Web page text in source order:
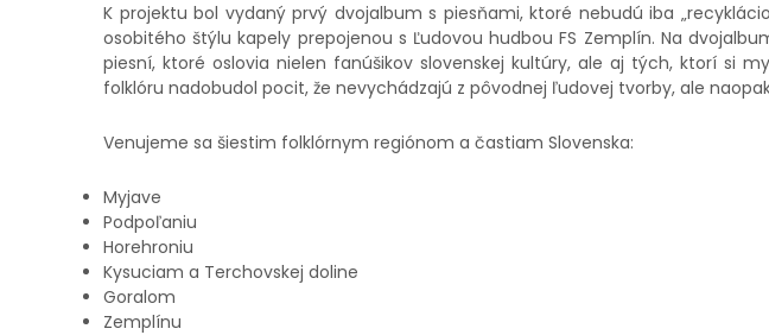
K projektu bol vydaný prvý dvojalbum s piesňami, ktoré nebudú iba
osobitého štýlu kapely prepojenou s Ľudovou hudbou FS Zemplín. Na
piesní, ktoré oslovia nielen fanúšikov slovenskej kultúry, ale aj tých, ktorí si
folklóru nadobudol pocit, že nevychádzajú z pôvodnej ľudovej tvorby, ale
Venujeme sa šiestim folklórnym regiónom a častiam Slovenska:
Myjave
Podpoľaniu
Horehroniu
Kysuciam a Terchovskej doline
Goralom
Zemplínu